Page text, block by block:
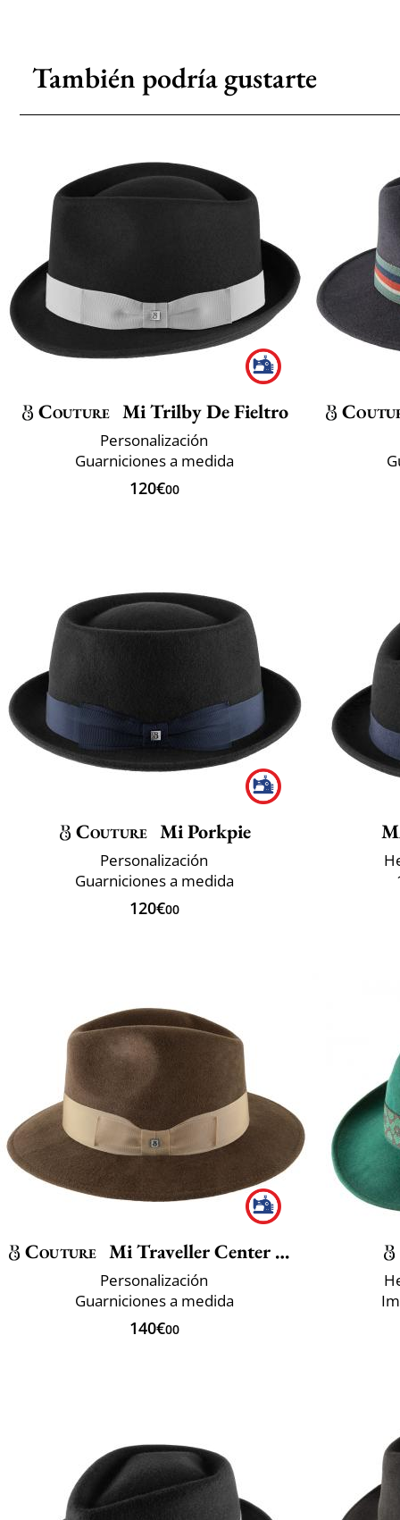
También podría gustarte
Couture Mi Trilby De Fieltro
Personalización
Guarniciones a medida
120€00
Couture Mi Porkpie
Personalización
Guarniciones a medida
120€00
Couture Mi Traveller Center Dent
Personalización
Guarniciones a medida
140€00